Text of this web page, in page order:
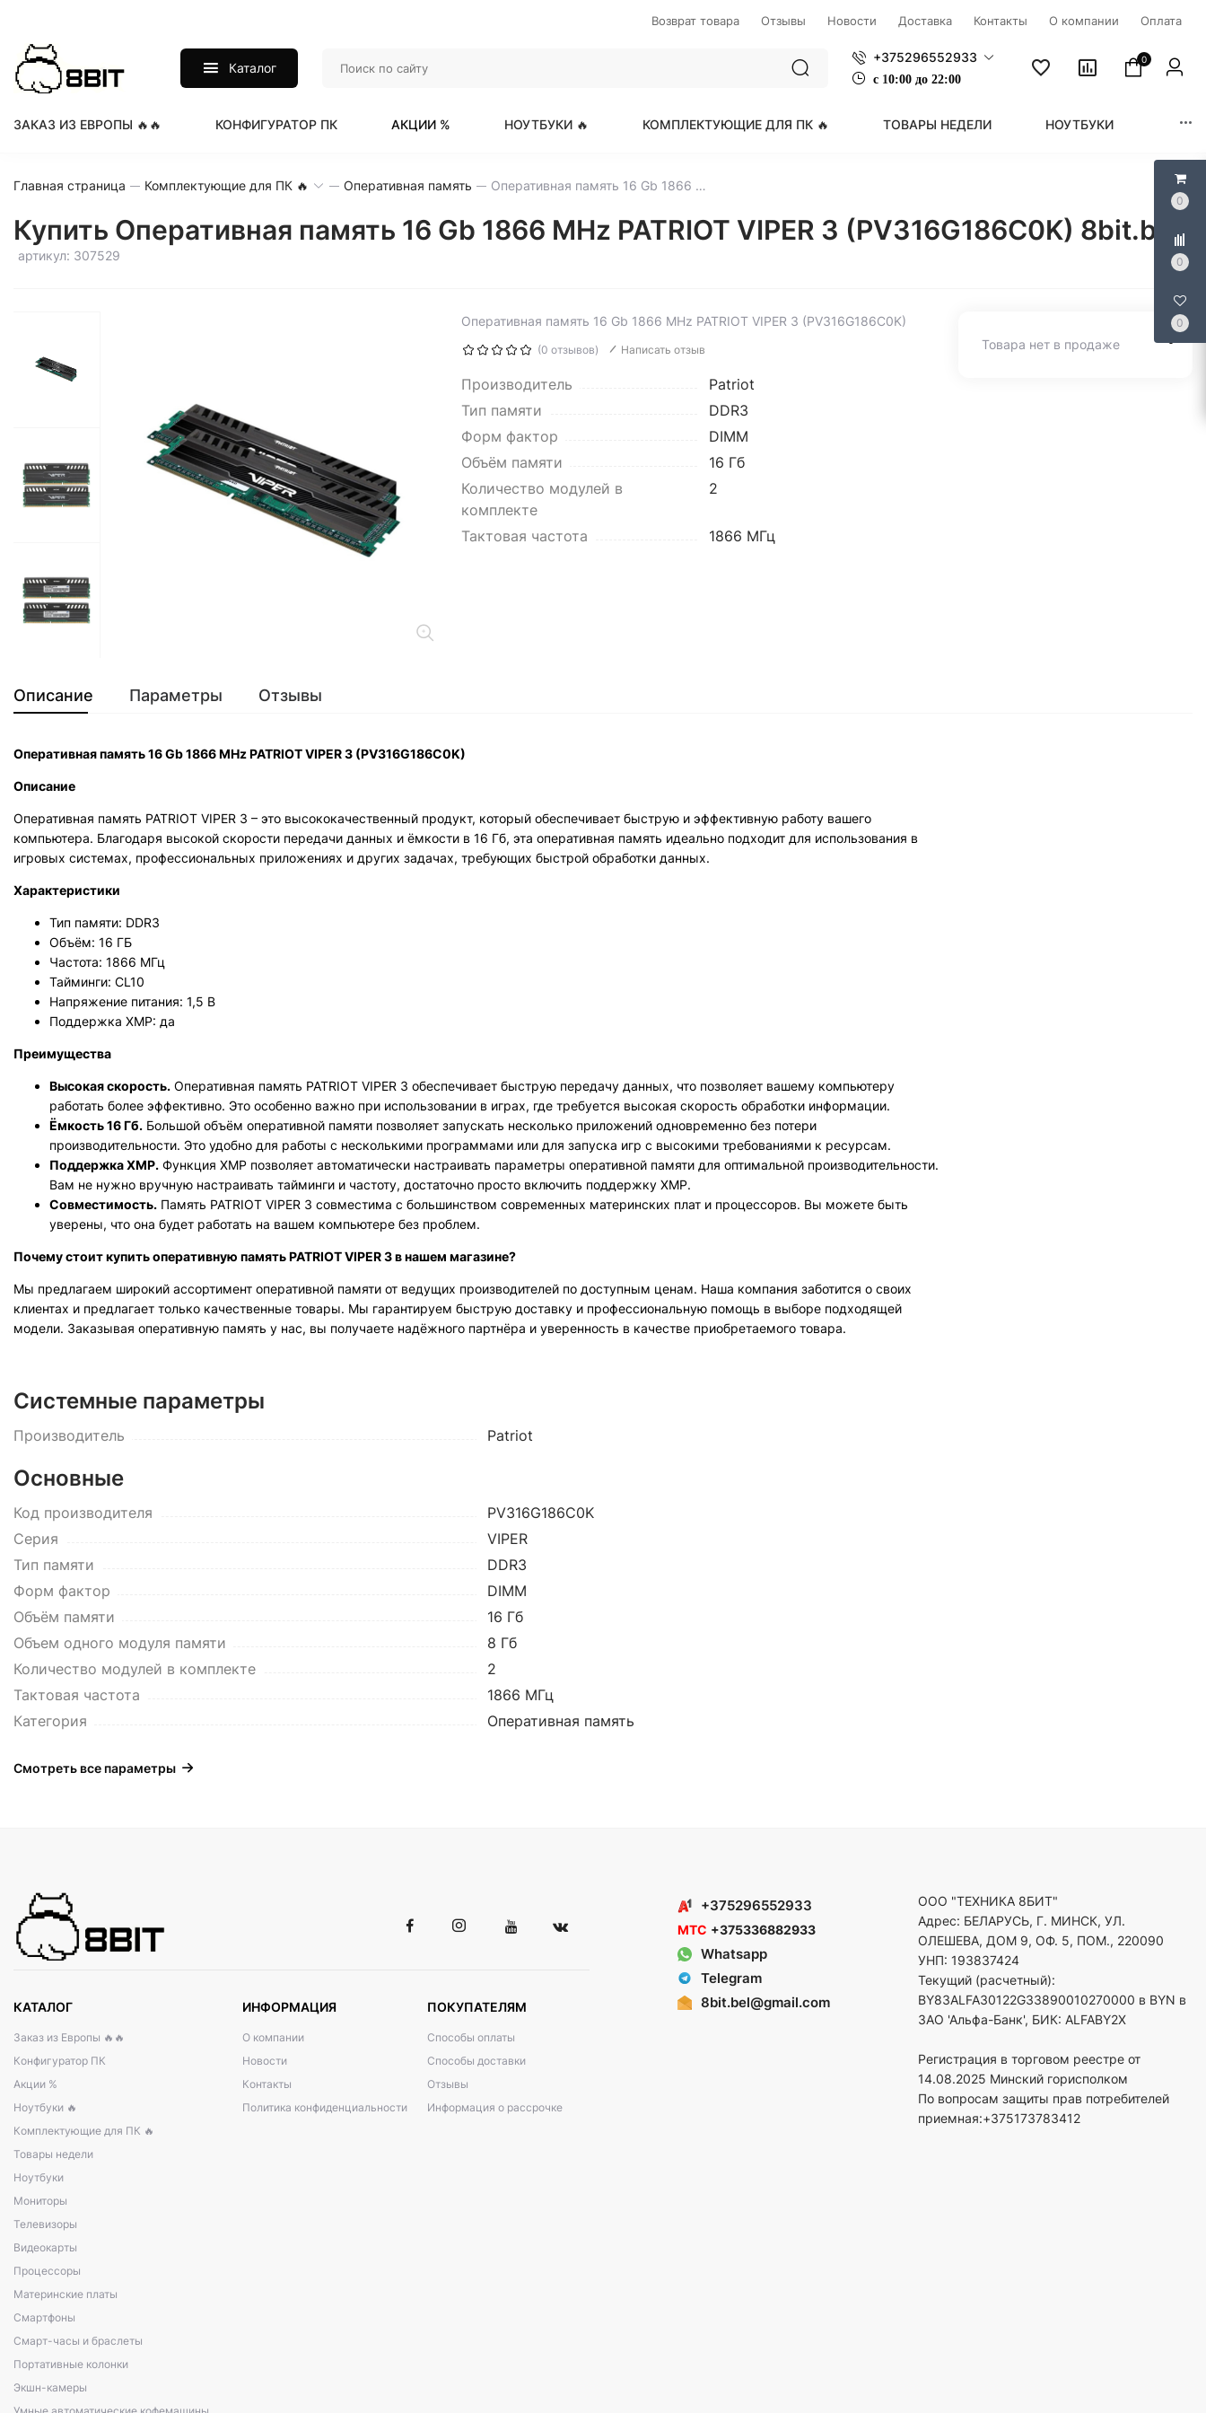
0
0
0
Возврат товара Отзывы Новости Доставка Контакты О компании Оплата
Каталог
+375296552933
с 1 0:00 до 22:00
0
ЗАКАЗ ИЗ ЕВРОПЫ 🔥🔥 КОНФИГУРАТОР ПК АКЦИИ % НОУТБУКИ 🔥 КОМПЛЕКТУЮЩИЕ ДЛЯ ПК 🔥 ТОВАРЫ НЕДЕЛИ НОУТБУКИ
Главная страница Комплектующие для ПК 🔥 Оперативная память Оперативная память 16 Gb 1866 MHz PATRIOT VIPER 3 (PV316G186C0K)
Купить Оперативная память 16 Gb 1866 MHz PATRIOT VIPER 3 (PV316G186C0K) 8bit.by
артикул: 307529
Оперативная память 16 Gb 1866 MHz PATRIOT VIPER 3 (PV316G186C0K)
(0 отзывов) Написать отзыв
Производитель
Patriot
Тип памяти
DDR3
Форм фактор
DIMM
Объём памяти
16 Гб
Количество модулей в
комплекте
2
Тактовая частота 1866 МГц
Товара нет в продаже
Описание Параметры Отзывы
Оперативная память 16 Gb 1866 MHz PATRIOT VIPER 3 (PV316G186C0K)
Описание
Оперативная память PATRIOT VIPER 3 – это высококачественный продукт, который обеспечивает быструю и эффективную работу вашего
компьютера. Благодаря высокой скорости передачи данных и ёмкости в 16 Гб, эта оперативная память идеально подходит для использования в
игровых системах, профессиональных приложениях и других задачах, требующих быстрой обработки данных.
Характеристики
Тип памяти: DDR3
Объём: 16 ГБ
Частота: 1866 МГц
Тайминги: CL10
Напряжение питания: 1,5 В
Поддержка XMP: да
Преимущества
Высокая скорость. Оперативная память PATRIOT VIPER 3 обеспечивает быструю передачу данных, что позволяет вашему компьютеру
работать более эффективно. Это особенно важно при использовании в играх, где требуется высокая скорость обработки информации.
Ёмкость 16 Гб. Большой объём оперативной памяти позволяет запускать несколько приложений одновременно без потери
производительности. Это удобно для работы с несколькими программами или для запуска игр с высокими требованиями к ресурсам.
Поддержка XMP. Функция XMP позволяет автоматически настраивать параметры оперативной памяти для оптимальной производительности.
Вам не нужно вручную настраивать тайминги и частоту, достаточно просто включить поддержку XMP.
Совместимость. Память PATRIOT VIPER 3 совместима с большинством современных материнских плат и процессоров. Вы можете быть
уверены, что она будет работать на вашем компьютере без проблем.
Почему стоит купить оперативную память PATRIOT VIPER 3 в нашем магазине?
Мы предлагаем широкий ассортимент оперативной памяти от ведущих производителей по доступным ценам. Наша компания заботится о своих
клиентах и предлагает только качественные товары. Мы гарантируем быструю доставку и профессиональную помощь в выборе подходящей
модели. Заказывая оперативную память у нас, вы получаете надёжного партнёра и уверенность в качестве приобретаемого товара.
Системные параметры
Производитель Patriot
Основные
Код производителя
PV316G186C0K
Серия
VIPER
Тип памяти
DDR3
Форм фактор
DIMM
Объём памяти
16 Гб
Объем одного модуля памяти
8 Гб
Количество модулей в комплекте
2
Тактовая частота
1866 МГц
Категория
Оперативная память
Смотреть все параметры
КАТАЛОГ
Заказ из Европы 🔥🔥
Конфигуратор ПК
Акции %
Ноутбуки 🔥
Комплектующие для ПК 🔥
Товары недели
Ноутбуки
Мониторы
Телевизоры
Видеокарты
Процессоры
Материнские платы
Смартфоны
Смарт-часы и браслеты
Портативные колонки
Экшн-камеры
ИНФОРМАЦИЯ
О компании
Новости
Контакты
Политика конфиденциальности
ПОКУПАТЕЛЯМ
Способы оплаты
Способы доставки
Отзывы
Информация о рассрочке
+375296552933
МТС +375336882933
Whatsapp
Telegram
8bit.bel@gmail.com
ООО "ТЕХНИКА 8БИТ"
Адрес: БЕЛАРУСЬ, Г. МИНСК, УЛ.
ОЛЕШЕВА, ДОМ 9, ОФ. 5, ПОМ., 220090
УНП: 193837424
Текущий (расчетный):
BY83ALFA30122G33890010270000 в BYN в
ЗАО 'Альфа-Банк', БИК: ALFABY2X
Регистрация в торговом реестре от
14.08.2025 Минский горисполком
По вопросам защиты прав потребителей
приемная:+375173783412